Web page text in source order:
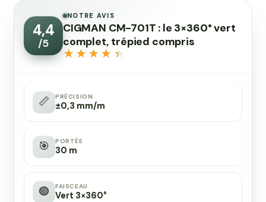
4,4
/5
NOTRE AVIS
CIGMAN CM-701T : le 3×360° vert
complet, trépied compris
📏 PRÉCISION
±0,3 mm/m
🎯 PORTÉE
30 m
🟢 FAISCEAU
Vert 3×360°